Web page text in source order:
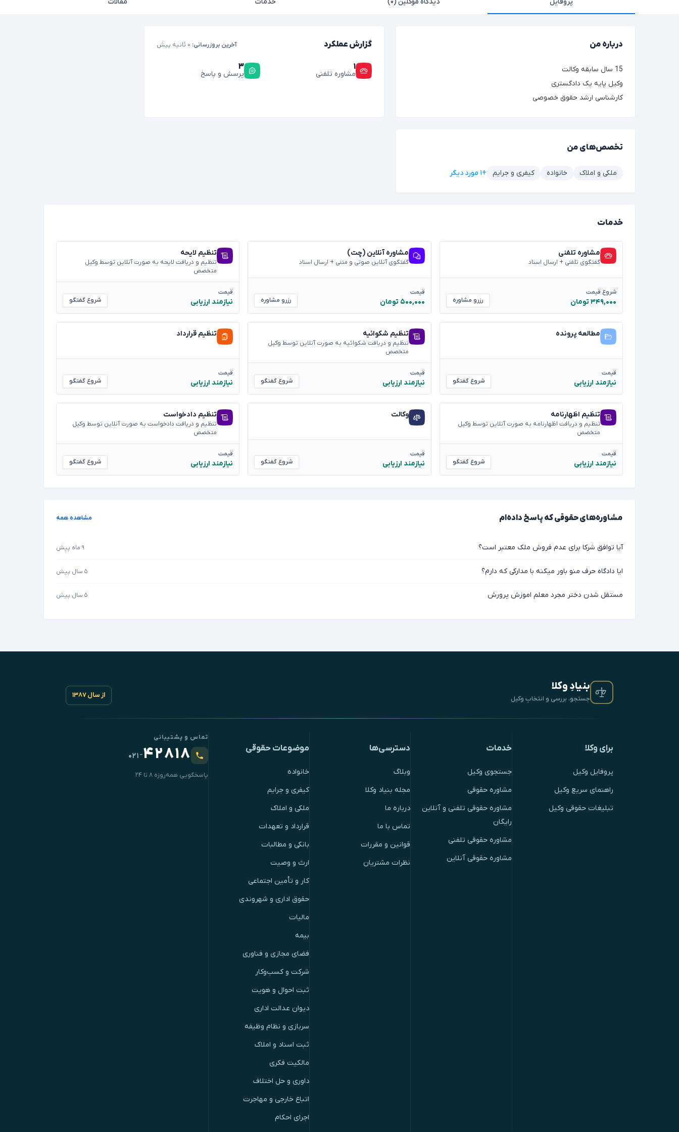
درباره من
15 سال سابقه وکالت
وکیل پایه یک دادگستری
کارشناسی ارشد حقوق خصوصی
گزارش عملکرد آخرین بروزرسانی:
۱
مشاوره تلفنی
۳
پرسش و پاسخ
تخصص‌های من
ملکی و املاک خانواده کیفری و جرایم +۱ مورد دیگر
خدمات
مشاوره تلفنی
گفتگوی تلفنی + ارسال اسناد
شروع قیمت
۳۴۹,۰۰۰ تومان رزرو مشاوره
مشاوره آنلاین (چت)
گفتگوی آنلاین صوتی و متنی + ارسال اسناد
قیمت
۵۰۰,۰۰۰ تومان رزرو مشاوره
تنظیم لایحه
تنظیم و دریافت لایحه به صورت آنلاین توسط وکیل
متخصص
قیمت
نیازمند ارزیابی شروع گفتگو
مطالعه پرونده
قیمت
نیازمند ارزیابی شروع گفتگو
تنظیم شکوائیه
تنظیم و دریافت شکوائیه به صورت آنلاین توسط وکیل
متخصص
قیمت
نیازمند ارزیابی شروع گفتگو
تنظیم قرارداد
قیمت
نیازمند ارزیابی شروع گفتگو
تنظیم اظهارنامه
تنظیم و دریافت اظهارنامه به صورت آنلاین توسط وکیل
متخصص
قیمت
نیازمند ارزیابی شروع گفتگو
وکالت
قیمت
نیازمند ارزیابی شروع گفتگو
تنظیم دادخواست
تنظیم و دریافت دادخواست به صورت آنلاین توسط وکیل
متخصص
قیمت
نیازمند ارزیابی شروع گفتگو
مشاوره‌های حقوقی که پاسخ داده‌ام مشاهده همه
آیا توافق شرکا برای عدم فروش ملک معتبر است؟ ۹ ماه پیش
ایا دادگاه حرف منو باور میکنه با مدارکی که دارم؟ ۵ سال پیش
مستقل شدن دختر مجرد معلم اموزش پرورش ۵ سال پیش
بنیادِ وکلا
جستجو، بررسی و انتخابِ وکیل از سال ۱۳۸۷
برای وکلا
پروفایل وکیل
راهنمای سریع وکیل
تبلیغات حقوقی وکیل
خدمات
جستجوی وکیل
مشاوره حقوقی
مشاوره حقوقی تلفنی و آنلاین
رایگان
مشاوره حقوقی تلفنی
مشاوره حقوقی آنلاین
دسترسی‌ها
وبلاگ
مجله بنیاد وکلا
درباره ما
تماس با ما
قوانین و مقررات
نظرات مشتریان
موضوعات حقوقی
خانواده
کیفری و جرایم
ملکی و املاک
قرارداد و تعهدات
بانکی و مطالبات
ارث و وصیت
کار و تأمین اجتماعی
حقوق اداری و شهروندی
مالیات
بیمه
فضای مجازی و فناوری
شرکت و کسب‌وکار
ثبت احوال و هویت
دیوان عدالت اداری
سربازی و نظام وظیفه
ثبت اسناد و املاک
مالکیت فکری
داوری و حل اختلاف
اتباع خارجی و مهاجرت
اجرای احکام
تماس و پشتیبانی
۴۲۸۱۸-۰۲۱
پاسخگویی همه‌روزه ۸ تا ۲۴